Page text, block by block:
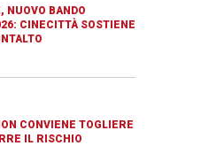
NUOVO BANDO
CINECITTÀ SOSTIENE
CONVIENE TOGLIERE
IL RISCHIO